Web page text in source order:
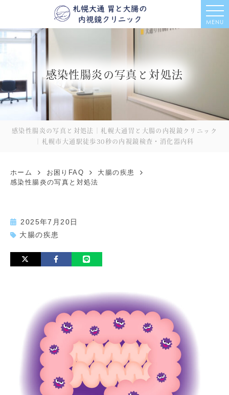
MENU
感染性腸炎の写真と対処法
感染性腸炎の写真と対処法｜札幌大通胃と大腸の内視鏡クリニック
｜札幌市大通駅徒歩30秒の内視鏡検査・消化器内科
ホーム お困りFAQ
大腸の疾患
感染性腸炎の写真と対処法
2025年7月20日
大腸の疾患